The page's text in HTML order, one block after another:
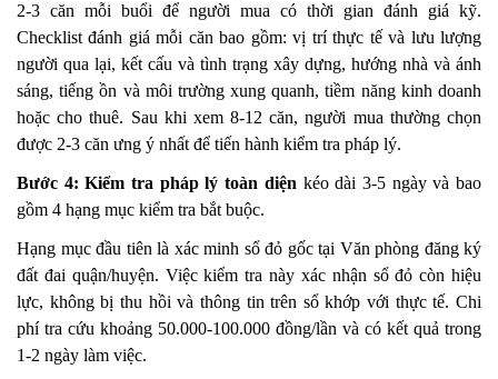
2-3 căn mỗi buổi để người mua có thời gian đánh giá kỹ.
Checklist đánh giá mỗi căn bao gồm: vị trí thực tế và lưu lượng
người qua lại, kết cấu và tình trạng xây dựng, hướng nhà và ánh
sáng, tiếng ồn và môi trường xung quanh, tiềm năng kinh doanh
hoặc cho thuê. Sau khi xem 8-12 căn, người mua thường chọn
được 2-3 căn ưng ý nhất để tiến hành kiểm tra pháp lý.
Bước 4: Kiểm tra pháp lý toàn diện kéo dài 3-5 ngày và bao
gồm 4 hạng mục kiểm tra bắt buộc.
Hạng mục đầu tiên là xác minh sổ đỏ gốc tại Văn phòng đăng ký
đất đai quận/huyện. Việc kiểm tra này xác nhận sổ đỏ còn hiệu
lực, không bị thu hồi và thông tin trên sổ khớp với thực tế. Chi
phí tra cứu khoảng 50.000-100.000 đồng/lần và có kết quả trong
1-2 ngày làm việc.